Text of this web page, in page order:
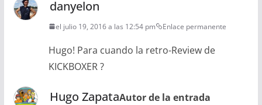
danyelon
el julio 19, 2016 a las 12:54 pm Enlace permanente
Hugo! Para cuando la retro-Review de
KICKBOXER ?
Hugo ZapataAutor de la entrada